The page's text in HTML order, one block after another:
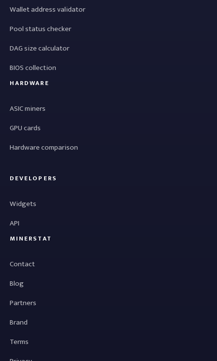
Wallet address validator
Pool status checker
DAG size calculator
BIOS collection
HARDWARE
ASIC miners
GPU cards
Hardware comparison
DEVELOPERS
Widgets
API
MINERSTAT
Contact
Blog
Partners
Brand
Terms